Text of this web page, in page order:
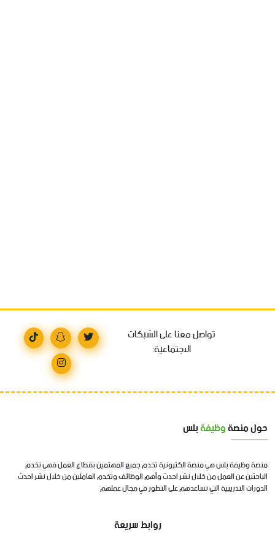
تواصل معنا على الشبكات
الاجتماعية:
حول منصةوظيفةبلس
منصة وظيفة بلس هي منصة الكترونية تخدم جميع المهتمين بقطاع العمل فهي تخدم
الباحثين عن العمل من خلال نشر احدث وأهم الوظائف وتخدم العاملين من خلال نشر احدث
الدورات التدريبية التي تساعدهم على التطور في مجال عملهم
روابط سريعة